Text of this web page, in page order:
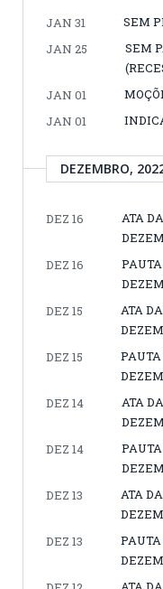
JAN 31
SEM
JAN 25
SEM
JAN 01
JAN 01
DEZEMBRO,
DEZ 16
ATA
DEZ 16
DEZ 15
ATA
DEZ 15
PAUTA
DEZ 14
ATA
DEZ 14
DEZ 13
ATA
DEZ 13
PAUTA